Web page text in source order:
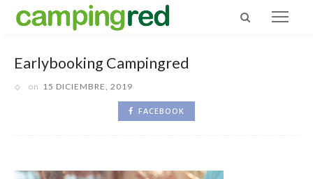
Earlybooking Campingred
on 15 DICIEMBRE, 2019
FACEBOOK